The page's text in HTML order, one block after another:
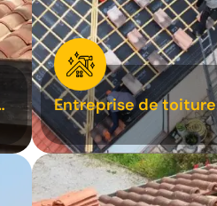
Entreprise de toiture
31